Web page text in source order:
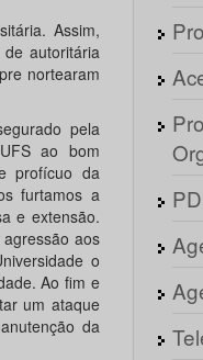
Assim,
autoritária
nortearam
pela
ao bom
profícuo da
furtamos a
e extensão.
aos
o
Ao fim e
um ataque
da